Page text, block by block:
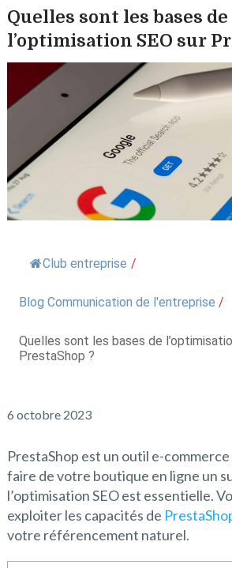
Quelles sont les bases de
l’optimisation SEO sur
Club entreprise /
Blog Communication de l'entreprise /
Quelles sont les bases de
PrestaShop ?
6 octobre 2023
PrestaShop est un outil e-
faire de votre boutique en ligne un
l’optimisation SEO est essentielle.
exploiter les capacités de
votre référencement naturel.